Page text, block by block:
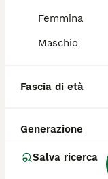
Femmina
Maschio
Fascia di età
Generazione
Salva ricerca
base a fattori
Quanto
Qual è il